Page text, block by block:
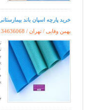
خرید پارچه اسپان باند
بهمن وفایی / تهران /